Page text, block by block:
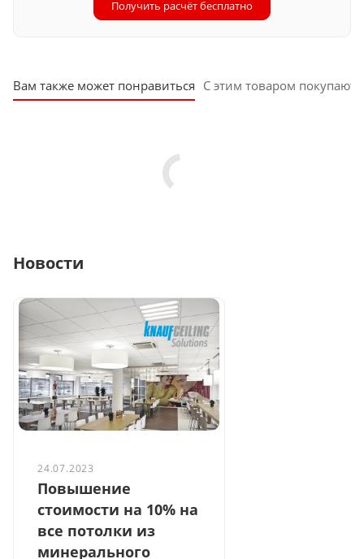
Получить расчёт бесплатно
Вам также может понравиться С этим товаром покупают
Новости
24.07.2023
Повышение
стоимости на 10% на
все потолки из
минерального